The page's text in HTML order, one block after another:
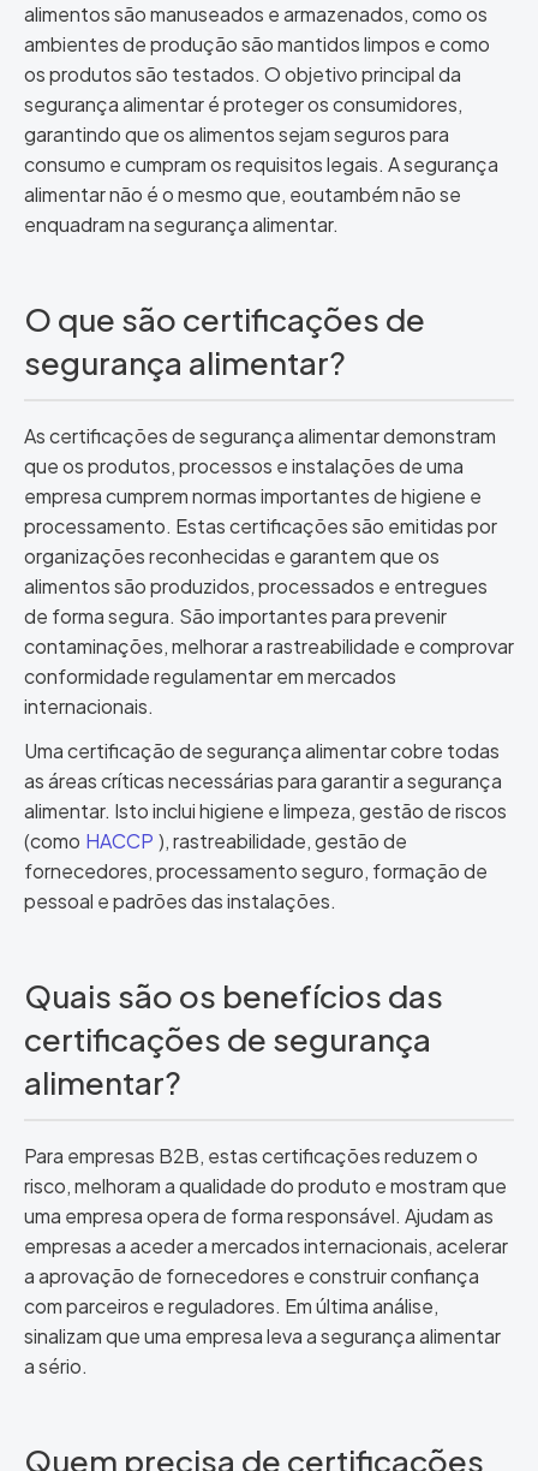
alimentos são manuseados e armazenados, como os
ambientes de produção são mantidos limpos e como
os produtos são testados. O objetivo principal da
segurança alimentar é proteger os consumidores,
garantindo que os alimentos sejam seguros para
consumo e cumpram os requisitos legais. A segurança
alimentar não é o mesmo que, eoutambém não se
enquadram na segurança alimentar.
O que são certificações de
segurança alimentar?
As certificações de segurança alimentar demonstram
que os produtos, processos e instalações de uma
empresa cumprem normas importantes de higiene e
processamento. Estas certificações são emitidas por
organizações reconhecidas e garantem que os
alimentos são produzidos, processados e entregues
de forma segura. São importantes para prevenir
contaminações, melhorar a rastreabilidade e comprovar
conformidade regulamentar em mercados
internacionais.
Uma certificação de segurança alimentar cobre todas
as áreas críticas necessárias para garantir a segurança
alimentar. Isto inclui higiene e limpeza, gestão de riscos
(como HACCP ), rastreabilidade, gestão de
fornecedores, processamento seguro, formação de
pessoal e padrões das instalações.
Quais são os benefícios das
certificações de segurança
alimentar?
Para empresas B2B, estas certificações reduzem o
risco, melhoram a qualidade do produto e mostram que
uma empresa opera de forma responsável. Ajudam as
empresas a aceder a mercados internacionais, acelerar
a aprovação de fornecedores e construir confiança
com parceiros e reguladores. Em última análise,
sinalizam que uma empresa leva a segurança alimentar
a sério.
Quem precisa de certificações